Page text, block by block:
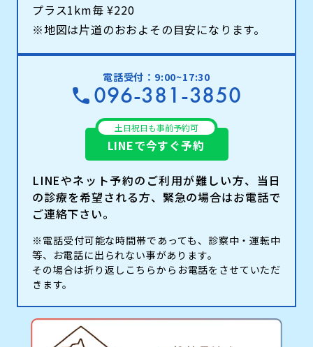
プラス1km毎 ¥220
※地図は片道のおおよその目安になります。
電話受付：9:00~17:30
096-381-3850
LINEで今すぐ予約
土日祝日も事前予約可
LINEやネット予約のご利用が難しい方、当日
の診療を希望される方、緊急の場合はお電話で
ご連絡下さい。
※電話受付可能な時間帯であっても、診察中・運転中
等、お電話に出られない事があります。
その場合は折り返しこちらからお電話をさせていただ
きます。